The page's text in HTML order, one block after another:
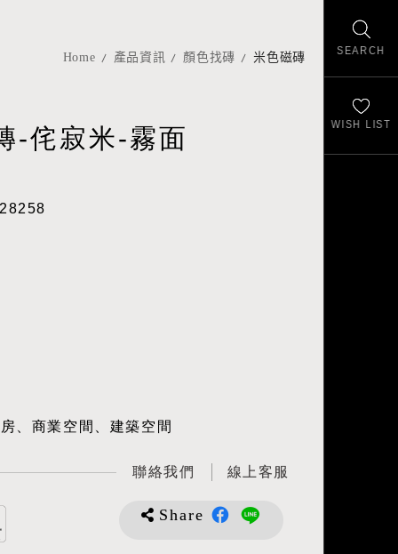
SEARCH
WISH LIST
Home 產品資訊 顏色找磚 米色磁磚
-侘寂米-霧面
、商業空間、建築空間
聯絡我們 線上客服
Share